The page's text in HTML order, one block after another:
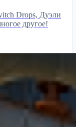
Drops, Дуэли
другое!